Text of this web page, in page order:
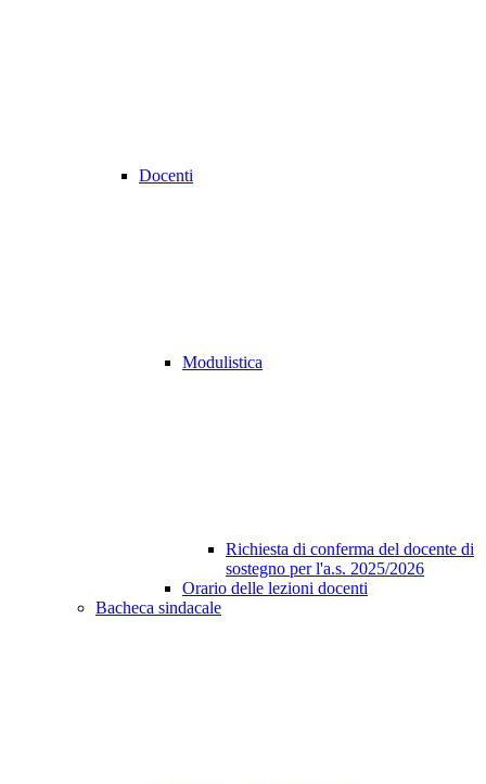
Docenti
Modulistica
Richiesta di conferma del docente di
sostegno per l'a.s. 2025/2026
Orario delle lezioni docenti
Bacheca sindacale